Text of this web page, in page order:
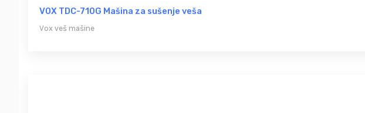
VOX TDC-710G Mašina za sušenje veša
Vox veš mašine